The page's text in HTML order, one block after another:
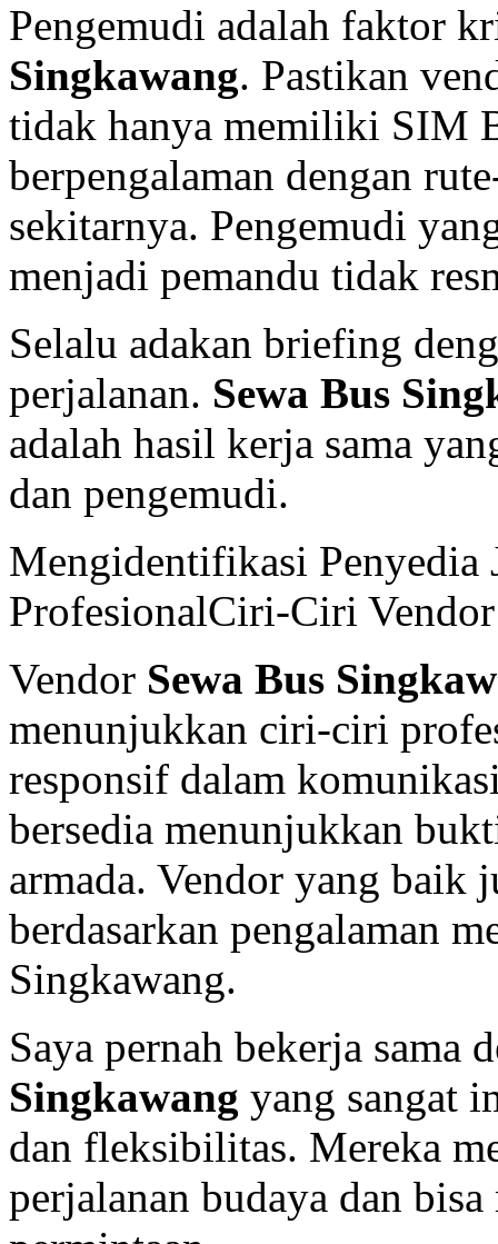
Pengemudi adalah faktor
Singkawang. Pastikan
tidak hanya memiliki SIM
berpengalaman dengan
sekitarnya. Pengemudi
menjadi pemandu tidak
Selalu adakan briefing
perjalanan. Sewa Bus
adalah hasil kerja sama
dan pengemudi.
Mengidentifikasi Penyedia
ProfesionalCiri-Ciri
Vendor Sewa Bus
menunjukkan ciri-ciri
responsif dalam
bersedia menunjukkan
armada. Vendor yang baik
berdasarkan pengalaman
Singkawang.
Saya pernah bekerja sama
Singkawang yang sangat
dan fleksibilitas. Mereka
perjalanan budaya dan